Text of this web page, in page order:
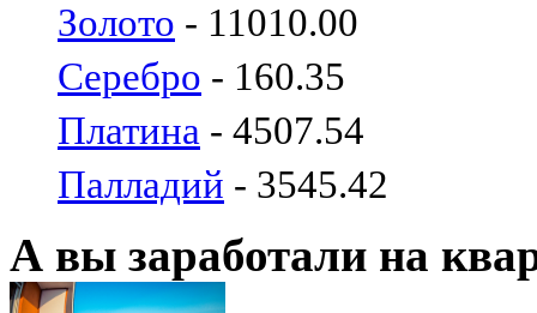
Золото - 11010.00
Серебро - 160.35
Платина - 4507.54
Палладий - 3545.42
А вы заработали на